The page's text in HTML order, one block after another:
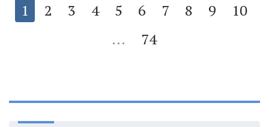
1 2 3 4 5 6 7 8 9
10
...
74